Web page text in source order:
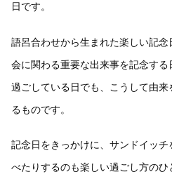
日です。
語呂合わせから生まれた楽しい記
会に関わる重要な出来事を記念する
過ごしている日でも、こうして由
るものです。
記念日をきっかけに、サンドイッ
べたりするのも楽しい過ごし方の